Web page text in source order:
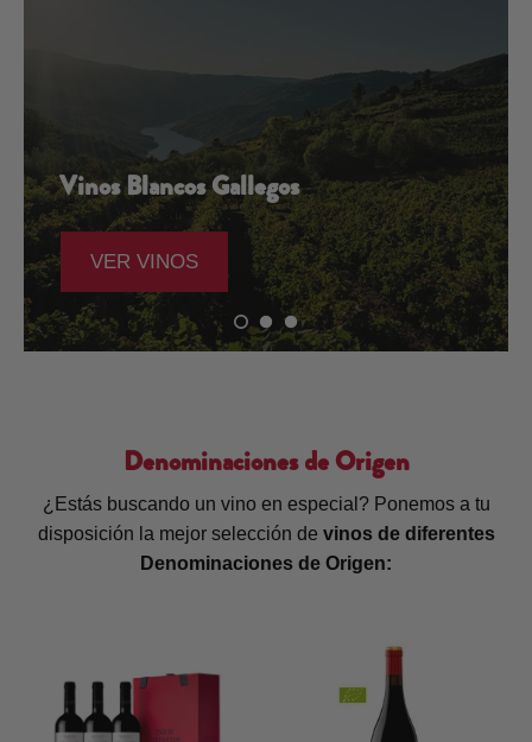
Vinos Blancos Gallegos
VER VINOS
Denominaciones de Origen
¿Estás buscando un vino en especial? Ponemos a tu
disposición la mejor selección de vinos de diferentes
Denominaciones de Origen: